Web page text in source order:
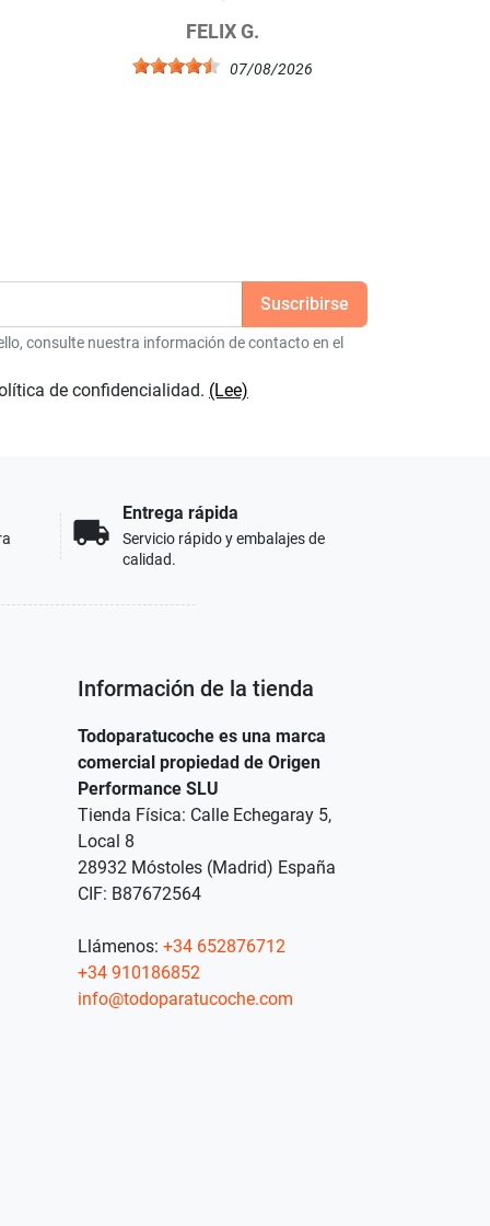
FELIX G.
07/08/2026
consulte nuestra información de contacto en el
de confidencialidad. (Lee)
local_shipping
Entrega rápida
Servicio rápido y embalajes de
calidad.
Información de la tienda
Todoparatucoche es una marca
comercial propiedad de Origen
Performance SLU
Tienda Física: Calle Echegaray 5,
Local 8
28932 Móstoles (Madrid) España
CIF: B87672564
Llámenos: +34 652876712
+34 910186852
info@todoparatucoche.com